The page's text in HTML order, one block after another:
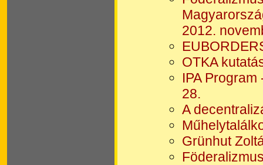
2012.
OTKA
IPA
28.
A
Grünhut